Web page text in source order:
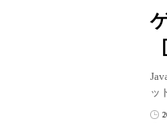
ッ